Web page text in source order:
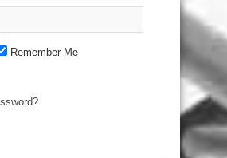
Remember Me